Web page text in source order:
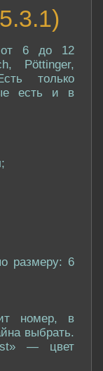
от 6 до 12
Pöttinger,
только
есть и в
размеру: 6
номер, в
выбрать.
— цвет